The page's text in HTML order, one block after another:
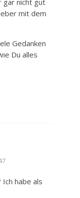
mit dem
Gedanken
Du alles
habe als